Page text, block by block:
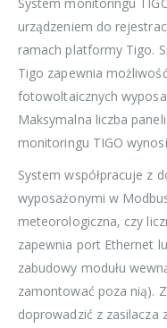
urządzeniem do
ramach platformy Tigo.
Tigo zapewnia
fotowoltaicznych
Maksymalna liczba
monitoringu TIGO
System współpracuje z
wyposażonymi w
meteorologiczna, czy
zapewnia port Ethernet
zabudowy modułu
zamontować poza nią).
doprowadzić z zasilacza